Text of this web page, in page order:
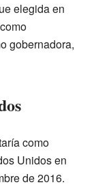
elegida en
gobernadora,
como
Unidos en
de 2016.